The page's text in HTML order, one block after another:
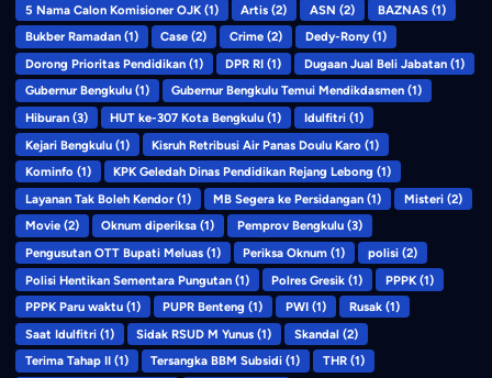
5 Nama Calon Komisioner OJK(1) Artis (2) ASN (2) BAZNAS (1)
Bukber Ramadan(1) Case (2) Crime (2) Dedy-Rony(1)
Dorong Prioritas Pendidikan(1) DPR RI (1) Dugaan Jual Beli Jabatan (1)
Gubernur Bengkulu(1) Gubernur Bengkulu Temui Mendikdasmen (1)
Hiburan(3) HUT ke-307 Kota Bengkulu (1) Idulfitri (1)
Kejari Bengkulu(1) Kisruh Retribusi Air Panas Doulu Karo (1)
Kominfo(1) KPK Geledah Dinas Pendidikan Rejang Lebong (1)
Layanan Tak Boleh Kendor(1) MB Segera ke Persidangan (1) Misteri (2)
Movie(2) Oknum diperiksa (1) Pemprov Bengkulu (3)
Pengusutan OTT Bupati Meluas(1) Periksa Oknum (1) polisi (2)
Polisi Hentikan Sementara Pungutan(1) Polres Gresik (1) PPPK (1)
PPPK Paru waktu(1) PUPR Benteng (1) PWI (1) Rusak (1)
Saat Idulfitri(1) Sidak RSUD M Yunus (1) Skandal (2)
Terima Tahap II(1) Tersangka BBM Subsidi (1) THR (1)